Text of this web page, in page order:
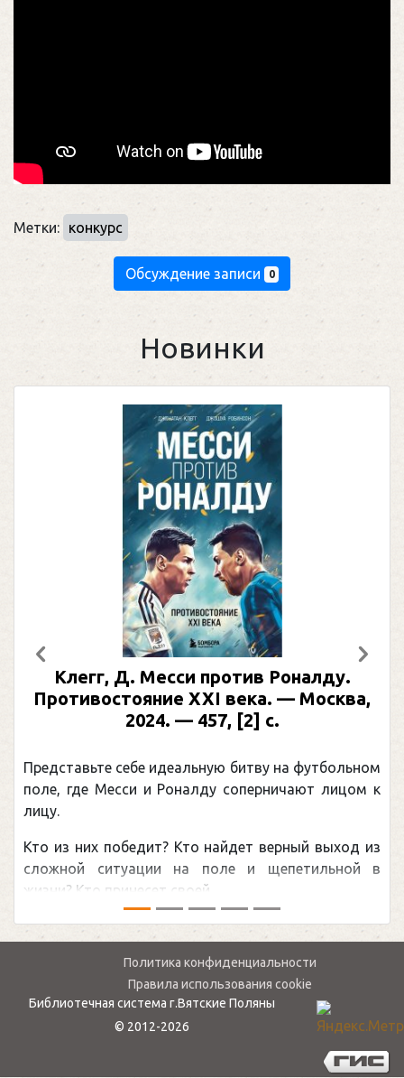
Метки: конкурс
Обсуждение записи 0
Новинки
Клегг, Д. Месси против Роналду.
Противостояние XXI века. — Москва,
2024. — 457, [2] с.
Представьте себе идеальную битву на футбольном
поле, где Месси и Роналду соперничают лицом к
лицу.
Кто из них победит? Кто найдет верный выход из
сложной ситуации на поле и щепетильной в
жизни? Кто принесет своей ...
Предыдущий
Политика конфиденциальности
Правила использования cookie
Библиотечная система г.Вятские Поляны
© 2012-2026